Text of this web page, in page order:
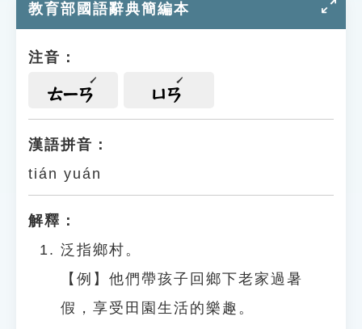
單字索引
遊戲專區
貓頭鷹博士
教育部國語辭典簡編本
注音：
ㄊㄧㄢ ㄩㄢ
漢語拼音：
tián yuán
解釋：
泛指鄉村。
【例】他們帶孩子回鄉下老家過暑
假，享受田園生活的樂趣。